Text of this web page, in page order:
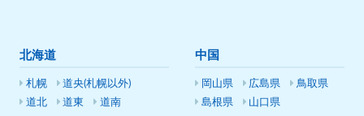
北海道
札幌
道央(札幌以外)
道北
道東 道南
中国
岡山県 広島県
鳥取県
島根県
山口県